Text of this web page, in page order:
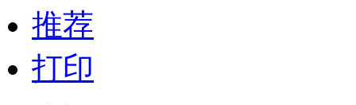
推荐
打印